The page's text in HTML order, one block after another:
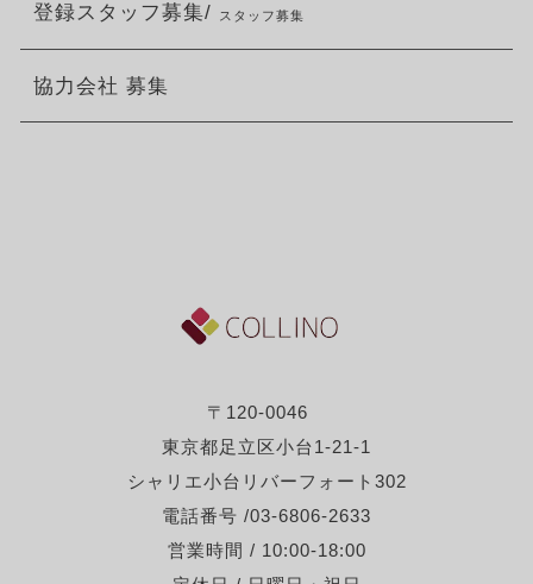
〒120-0046
東京都足立区小台1-21-1
シャリエ小台リバーフォート302
電話番号 /03-6806-2633
営業時間 / 10:00-18:00
登録スタッフ募集/ スタッフ募集
協力会社 募集